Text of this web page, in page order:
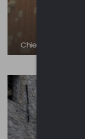
Chiesa di San